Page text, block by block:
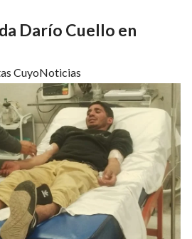
Darío Cuello en
CuyoNoticias